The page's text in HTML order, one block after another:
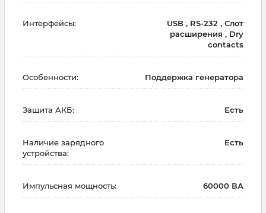
Интерфейсы:
USB , RS-232 , Слот
расширения , Dry
contacts
Особенности: Поддержка генератора
Защита АКБ: Есть
Наличие зарядного
устройства:
Есть
Импульсная мощность: 60000 ВА